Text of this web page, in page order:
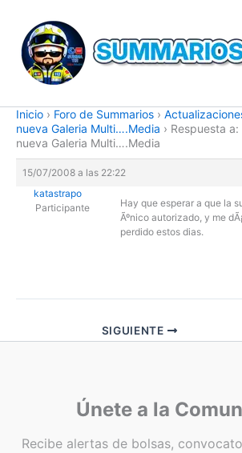
contenido
Inicio › Foro de Summarios ›
nueva Galeria Multi….Media › Respuesta
nueva Galeria Multi….Media
15/07/2008 a las 22:22
katastrapo
Participante
Hay que esperar a que la
Ãºnico autorizado, y me
perdido estos dias.
SIGUIENTE
Únete a la
Recibe alertas de bolsas,